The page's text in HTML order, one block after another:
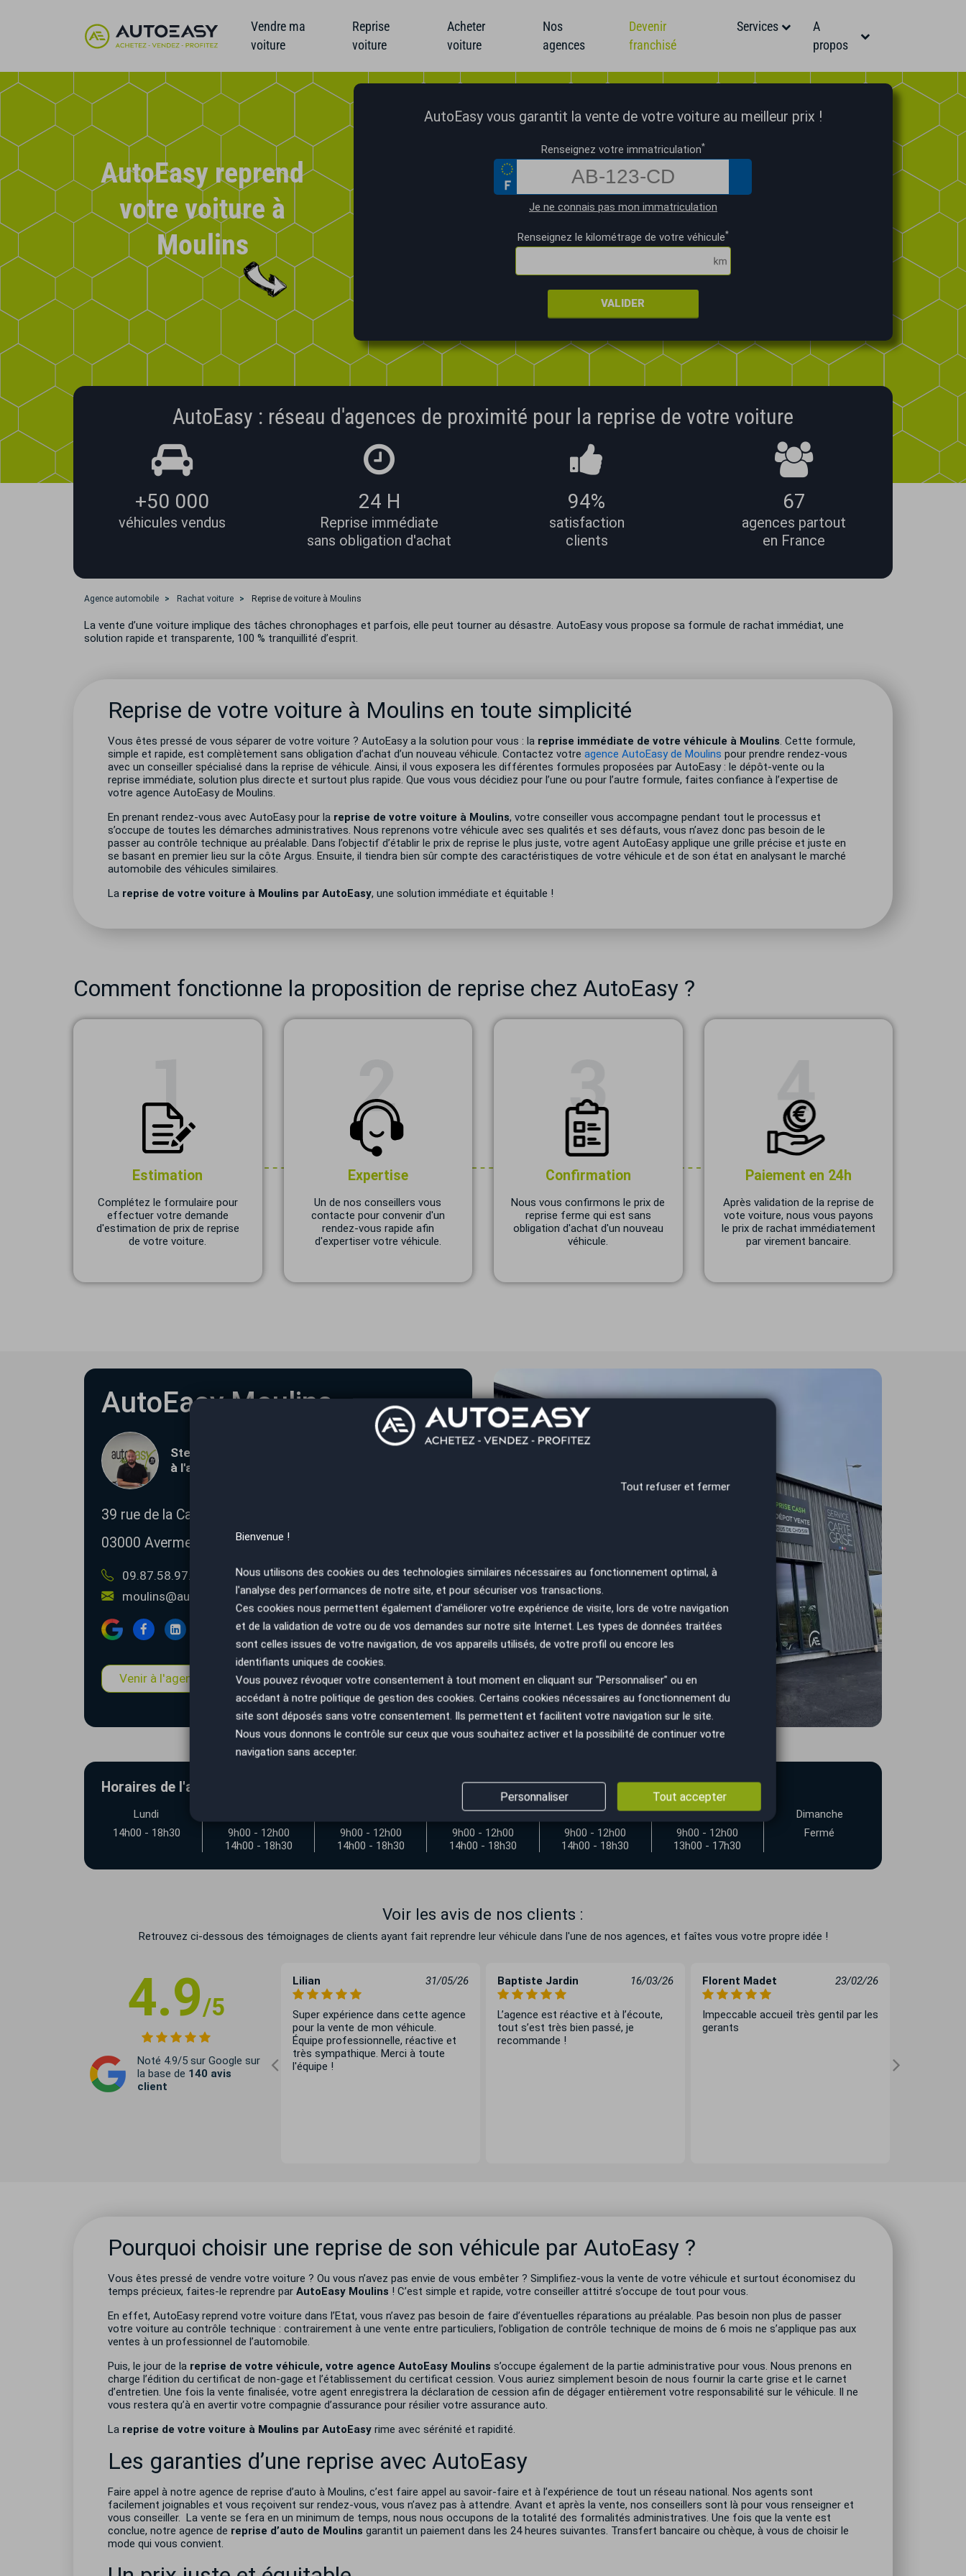
Vendre ma
voiture
Reprise
voiture
Acheter
voiture
Nos
agences
Devenir
franchisé
Services
A
propos
AutoEasy reprend
votre voiture à
Moulins
AutoEasy vous garantit la vente de votre voiture au meilleur prix !
Renseignez votre immatriculation*
Je ne connais pas mon immatriculation
Renseignez le kilométrage de votre véhicule*
VALIDER
AutoEasy : réseau d'agences de proximité pour la reprise de votre voiture
+50 000
véhicules vendus
24 H
Reprise immédiate
sans obligation d'achat
94%
satisfaction
clients
67
agences partout
en France
Agence automobile Rachat voiture Reprise de voiture à Moulins
La vente d’une voiture implique des tâches chronophages et parfois, elle peut tourner au désastre. AutoEasy vous propose sa formule de rachat immédiat, une
solution rapide et transparente, 100 % tranquillité d’esprit.
Reprise de votre voiture à Moulins en toute simplicité
Vous êtes pressé de vous séparer de votre voiture ? AutoEasy a la solution pour vous : la reprise immédiate de votre véhicule à Moulins. Cette formule,
simple et rapide, est complètement sans obligation d’achat d’un nouveau véhicule. Contactez votre agence AutoEasy de Moulins pour prendre rendez-vous
avec un conseiller spécialisé dans la reprise de véhicule. Ainsi, il vous exposera les différentes formules proposées par AutoEasy : le dépôt-vente ou la
reprise immédiate, solution plus directe et surtout plus rapide. Que vous vous décidiez pour l’une ou pour l’autre formule, faites confiance à l’expertise de
votre agence AutoEasy de Moulins.
En prenant rendez-vous avec AutoEasy pour la reprise de votre voiture à Moulins, votre conseiller vous accompagne pendant tout le processus et
s’occupe de toutes les démarches administratives. Nous reprenons votre véhicule avec ses qualités et ses défauts, vous n’avez donc pas besoin de le
passer au contrôle technique au préalable. Dans l’objectif d’établir le prix de reprise le plus juste, votre agent AutoEasy applique une grille précise et juste en
se basant en premier lieu sur la côte Argus. Ensuite, il tiendra bien sûr compte des caractéristiques de votre véhicule et de son état en analysant le marché
automobile des véhicules similaires.
La reprise de votre voiture à Moulins par AutoEasy, une solution immédiate et équitable !
Comment fonctionne la proposition de reprise chez AutoEasy ?
Estimation
Complétez le formulaire pour
effectuer votre demande
d'estimation de prix de reprise
de votre voiture.
Expertise
Un de nos conseillers vous
contacte pour convenir d'un
rendez-vous rapide afin
d'expertiser votre véhicule.
Confirmation
Nous vous confirmons le prix de
reprise ferme qui est sans
obligation d'achat d'un nouveau
véhicule.
Paiement en 24h
Après validation de la reprise de
vote voiture, nous vous payons
le prix de rachat immédiatement
par virement bancaire.
AutoEasy Moulins
Steve BLONDEL et son équipe vous accueillent
à l'agence de Moulins
39 rue de la Cartoucherie
03000 Avermes
09.87.58.97.97
06.02.20.05.33
moulins@autoeasy.fr
Venir à l'agence Estimation de ma voiture
Horaires de l'agence AutoEasy Moulins
Lundi
14h00 - 18h30
9h00 - 12h00
14h00 - 18h30
9h00 - 12h00
14h00 - 18h30
Jeudi
9h00 - 12h00
14h00 - 18h30
Vendredi
9h00 - 12h00
14h00 - 18h30
Samedi
9h00 - 12h00
13h00 - 17h30
Dimanche
Fermé
Voir les avis de nos clients :
Retrouvez ci-dessous des témoignages de clients ayant fait reprendre leur véhicule dans l'une de nos agences, et faîtes vous votre propre idée !
4.9/5
Noté 4.9/5 sur Google sur
la base de 140 avis
client
Mireille Bouret
Très bon accueil et satisfaits du
Lilian 31/05/26
Super expérience dans cette agence
pour la vente de mon véhicule.
Équipe professionnelle, réactive et
très sympathique. Merci à toute
l'équipe !
Baptiste Jardin 16/03/26
L’agence est réactive et à l’écoute,
tout s’est très bien passé, je
recommande !
Florent Madet 23/02/26
Impeccable accueil très gentil par les
gerants
Pourquoi choisir une reprise de son véhicule par AutoEasy ?
Vous êtes pressé de vendre votre voiture ? Ou vous n’avez pas envie de vous embêter ? Simplifiez-vous la vente de votre véhicule et surtout économisez du
temps précieux, faites-le reprendre par AutoEasy Moulins ! C’est simple et rapide, votre conseiller attitré s’occupe de tout pour vous.
En effet, AutoEasy reprend votre voiture dans l’Etat, vous n’avez pas besoin de faire d’éventuelles réparations au préalable. Pas besoin non plus de passer
votre voiture au contrôle technique : contrairement à une vente entre particuliers, l’obligation de contrôle technique de moins de 6 mois ne s’applique pas aux
ventes à un professionnel de l’automobile.
Puis, le jour de la reprise de votre véhicule, votre agence AutoEasy Moulins s’occupe également de la partie administrative pour vous. Nous prenons en
charge l’édition du certificat de non-gage et l’établissement du certificat cession. Vous auriez simplement besoin de nous fournir la carte grise et le carnet
d’entretien. Une fois la vente finalisée, votre agent enregistrera la déclaration de cession afin de dégager entièrement votre responsabilité sur le véhicule. Il ne
vous restera qu’à en avertir votre compagnie d’assurance pour résilier votre assurance auto.
La reprise de votre voiture à Moulins par AutoEasy rime avec sérénité et rapidité.
Les garanties d’une reprise avec AutoEasy
Faire appel à notre agence de reprise d’auto à Moulins, c’est faire appel au savoir-faire et à l’expérience de tout un réseau national. Nos agents sont
facilement joignables et vous reçoivent sur rendez-vous, vous n’avez pas à attendre. Avant et après la vente, nos conseillers sont là pour vous renseigner et
vous conseiller. La vente se fera en un minimum de temps, nous nous occupons de la totalité des formalités administratives. Une fois que la vente est
conclue, notre agence de reprise d’auto de Moulins garantit un paiement dans les 24 heures suivantes. Transfert bancaire ou chèque, à vous de choisir le
mode qui vous convient.
Tout refuser et fermer
Bienvenue !
Nous utilisons des cookies ou des technologies similaires nécessaires au fonctionnement optimal, à
l'analyse des performances de notre site, et pour sécuriser vos transactions.
Ces cookies nous permettent également d'améliorer votre expérience de visite, lors de votre navigation
et de la validation de votre ou de vos demandes sur notre site Internet. Les types de données traitées
sont celles issues de votre navigation, de vos appareils utilisés, de votre profil ou encore les
identifiants uniques de cookies.
Vous pouvez révoquer votre consentement à tout moment en cliquant sur "Personnaliser" ou en
accédant à notre politique de gestion des cookies. Certains cookies nécessaires au fonctionnement du
site sont déposés sans votre consentement. Ils permettent et facilitent votre navigation sur le site.
Nous vous donnons le contrôle sur ceux que vous souhaitez activer et la possibilité de continuer votre
navigation sans accepter.
Tout accepter
Personnaliser